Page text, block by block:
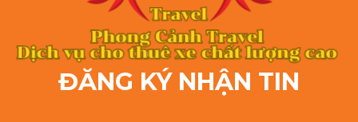
ĐĂNG KÝ NHẬN TIN